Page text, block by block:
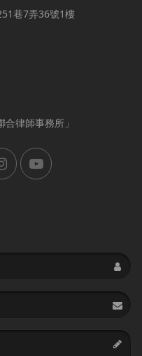
巷7弄36號1樓
合律師事務所」